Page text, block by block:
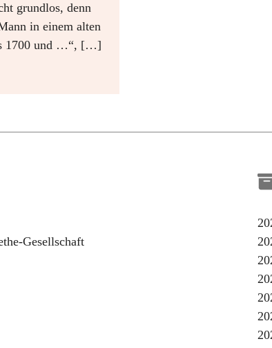
grundlos, denn
in einem alten
1700 und …“, […]
Gesellschaft